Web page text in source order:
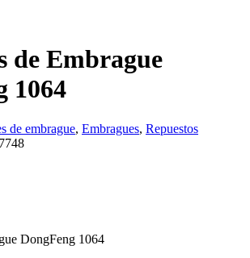
de Embrague
1064
de embrague, Embragues, Repuestos
DongFeng 1064